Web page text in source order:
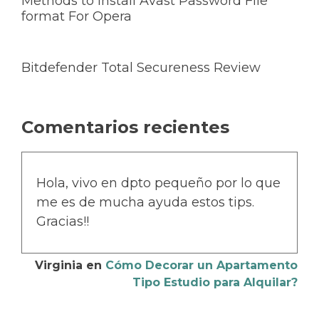
format For Opera
Bitdefender Total Secureness Review
Comentarios recientes
Hola, vivo en dpto pequeño por lo que
me es de mucha ayuda estos tips.
Gracias!!
Virginia en Cómo Decorar un Apartamento
Tipo Estudio para Alquilar?